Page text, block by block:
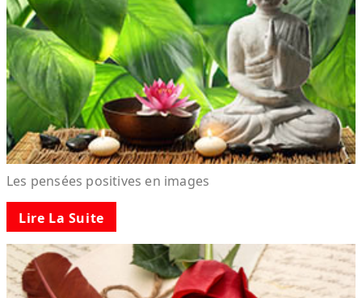
Les pensées positives en images
Lire La Suite